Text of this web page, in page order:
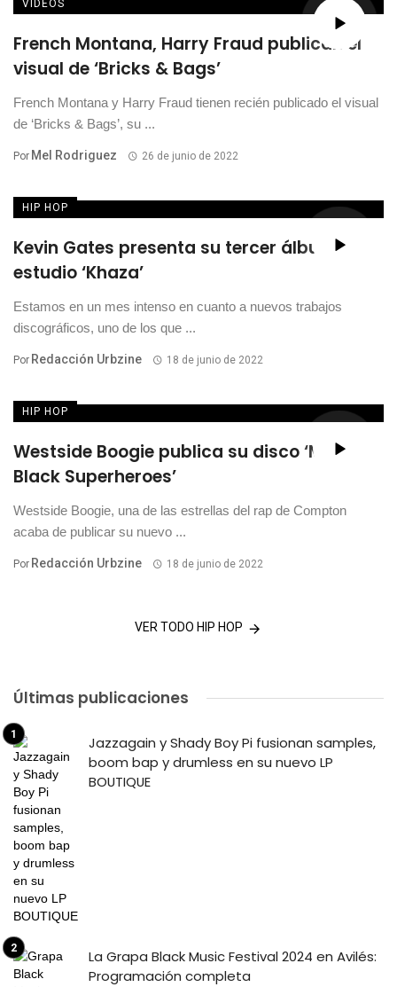
VÍDEOS
French Montana, Harry Fraud publican el
visual de ‘Bricks & Bags’
French Montana y Harry Fraud tienen recién publicado el visual
de ‘Bricks & Bags’, su ...
Por Mel Rodriguez 26 de junio de 2022
HIP HOP
Kevin Gates presenta su tercer álbum de
estudio ‘Khaza’
Estamos en un mes intenso en cuanto a nuevos trabajos
discográficos, uno de los que ...
Por Redacción Urbzine 18 de junio de 2022
HIP HOP
Westside Boogie publica su disco ‘More
Black Superheroes’
Westside Boogie, una de las estrellas del rap de Compton
acaba de publicar su nuevo ...
Por Redacción Urbzine 18 de junio de 2022
VER TODO HIP HOP
Últimas publicaciones
Jazzagain y Shady Boy Pi fusionan samples,
boom bap y drumless en su nuevo LP
BOUTIQUE
La Grapa Black Music Festival 2024 en Avilés:
Programación completa